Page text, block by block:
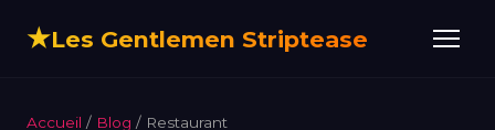
★Les Gentlemen Striptease
Accueil / Blog / Restaurant